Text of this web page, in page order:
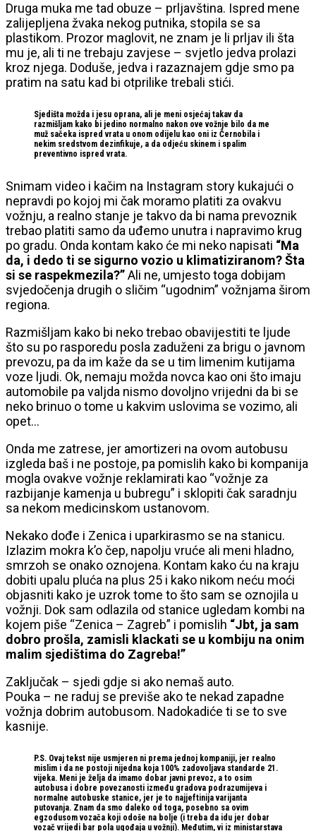
Druga muka me tad obuze – prljavština. Ispred mene
zalijepljena žvaka nekog putnika, stopila se sa
plastikom. Prozor maglovit, ne znam je li prljav ili šta
mu je, ali ti ne trebaju zavjese – svjetlo jedva prolazi
kroz njega. Doduše, jedva i razaznajem gdje smo pa
pratim na satu kad bi otprilike trebali stići.
Sjedišta možda i jesu oprana, ali je meni osjećaj takav da
razmišljam kako bi jedino normalno nakon ove vožnje bilo da me
muž sačeka ispred vrata u onom odijelu kao oni iz Černobila i
nekim sredstvom dezinfikuje, a da odjeću skinem i spalim
preventivno ispred vrata.
Snimam video i kačim na Instagram story kukajući o
nepravdi po kojoj mi čak moramo platiti za ovakvu
vožnju, a realno stanje je takvo da bi nama prevoznik
trebao platiti samo da uđemo unutra i napravimo krug
po gradu. Onda kontam kako će mi neko napisati “Ma
da, i dedo ti se sigurno vozio u klimatiziranom? Šta
si se raspekmezila?”Ali ne, umjesto toga dobijam
svjedočenja drugih o sličim “ugodnim” vožnjama širom
regiona.
Razmišljam kako bi neko trebao obavijestiti te ljude
što su po rasporedu posla zaduženi za brigu o javnom
prevozu, pa da im kaže da se u tim limenim kutijama
voze ljudi. Ok, nemaju možda novca kao oni što imaju
automobile pa valjda nismo dovoljno vrijedni da bi se
neko brinuo o tome u kakvim uslovima se vozimo, ali
opet…
Onda me zatrese, jer amortizeri na ovom autobusu
izgleda baš i ne postoje, pa pomislih kako bi kompanija
mogla ovakve vožnje reklamirati kao “vožnje za
razbijanje kamenja u bubregu” i sklopiti čak saradnju
sa nekom medicinskom ustanovom.
Nekako dođe i Zenica i uparkirasmo se na stanicu.
Izlazim mokra k’o čep, napolju vruće ali meni hladno,
smrzoh se onako oznojena. Kontam kako ću na kraju
dobiti upalu pluća na plus 25 i kako nikom neću moći
objasniti kako je uzrok tome to što sam se oznojila u
vožnji. Dok sam odlazila od stanice ugledam kombi na
kojem piše “Zenica – Zagreb” i pomislih “Jbt, ja sam
dobro prošla, zamisli klackati se u kombiju na onim
malim sjedištima do Zagreba!”
Zaključak – sjedi gdje si ako nemaš auto.
Pouka – ne raduj se previše ako te nekad zapadne
vožnja dobrim autobusom. Nadokadiće ti se to sve
kasnije.
P.S. Ovaj tekst nije usmjeren ni prema jednoj kompaniji, jer realno
mislim i da ne postoji nijedna koja 100% zadovoljava standarde 21.
vijeka. Meni je želja da imamo dobar javni prevoz, a to osim
autobusa i dobre povezanosti između gradova podrazumijeva i
normalne autobuske stanice, jer je to najjeftinija varijanta
putovanja. Znam da smo daleko od toga, posebno sa ovim
egzodusom vozača koji odoše na bolje (i treba da idu jer dobar
vozač vrijedi bar pola ugođaja u vožnji). Međutim, vi iz ministarstava